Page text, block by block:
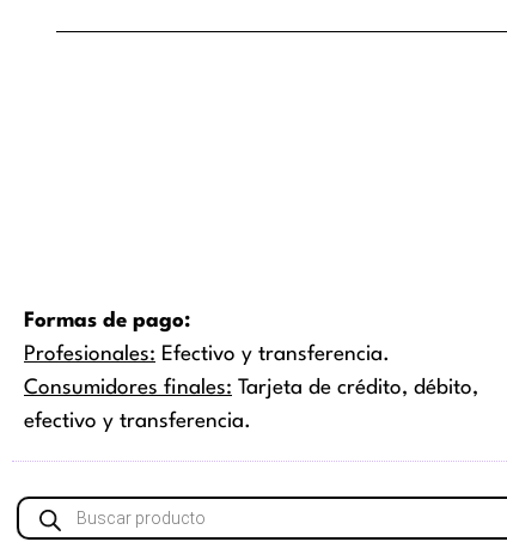
Formas de pago:
Profesionales: Efectivo y transferencia.
Consumidores finales: Tarjeta de crédito, débito,
efectivo y transferencia.
Búsqueda
de